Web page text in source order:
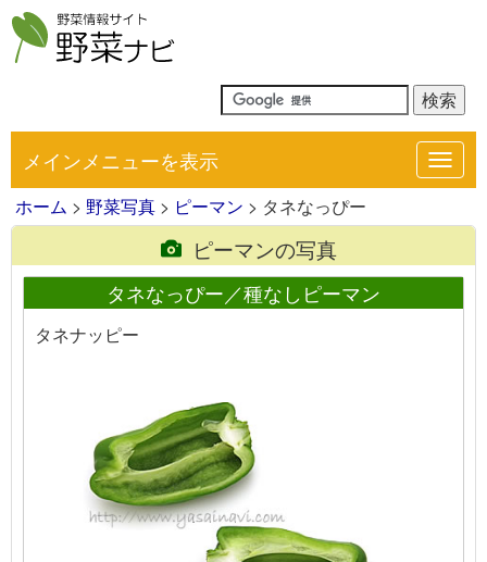
メインメニューを表示
ホーム > 野菜写真 > ピーマン > タネなっぴー
ピーマンの写真
タネなっぴー／種なしピーマン
タネナッピー